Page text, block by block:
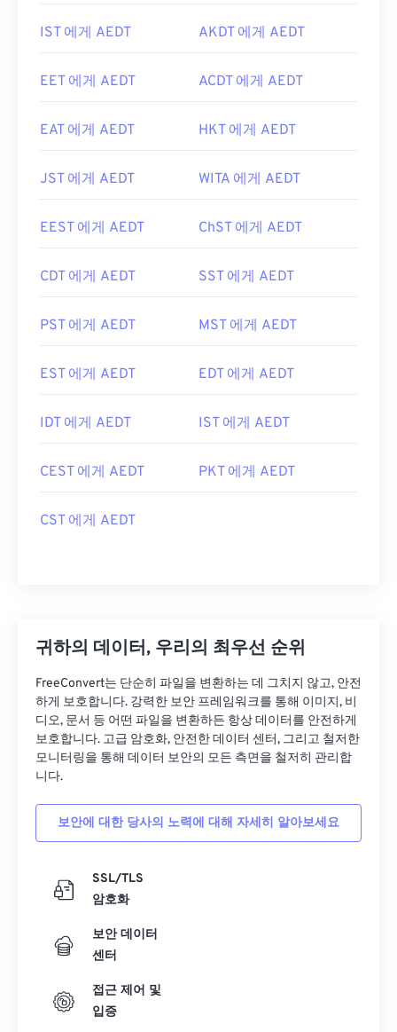
IST 에게 AEDT AKDT 에게 AEDT
EET 에게 AEDT ACDT 에게 AEDT
EAT 에게 AEDT HKT 에게 AEDT
JST 에게 AEDT WITA 에게 AEDT
EEST 에게 AEDT ChST 에게 AEDT
CDT 에게 AEDT SST 에게 AEDT
PST 에게 AEDT MST 에게 AEDT
EST 에게 AEDT EDT 에게 AEDT
IDT 에게 AEDT IST 에게 AEDT
CEST 에게 AEDT PKT 에게 AEDT
CST 에게 AEDT
귀하의 데이터, 우리의 최우선 순위
FreeConvert는 단순히 파일을 변환하는 데 그치지 않고, 안전
하게 보호합니다. 강력한 보안 프레임워크를 통해 이미지, 비
디오, 문서 등 어떤 파일을 변환하든 항상 데이터를 안전하게
보호합니다. 고급 암호화, 안전한 데이터 센터, 그리고 철저한
모니터링을 통해 데이터 보안의 모든 측면을 철저히 관리합
니다.
보안에 대한 당사의 노력에 대해 자세히 알아보세요
SSL/TLS
암호화
보안 데이터
센터
접근 제어 및
입증